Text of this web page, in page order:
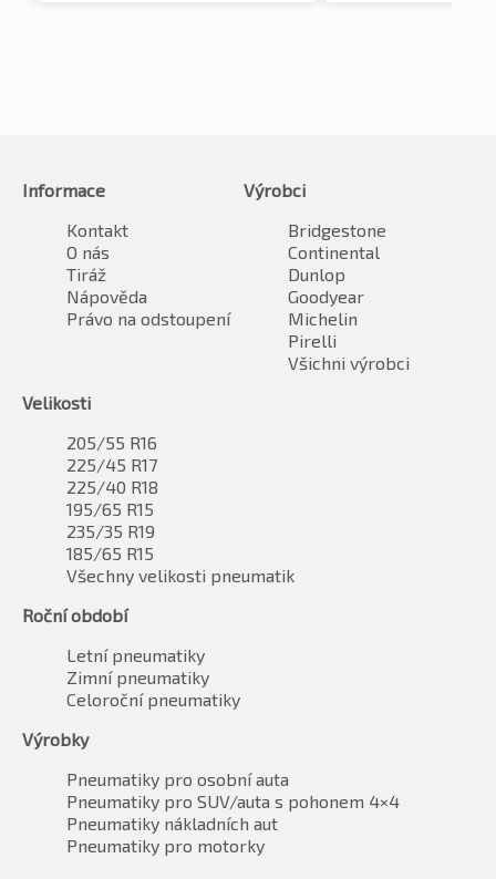
Informace
Kontakt
O nás
Tiráž
Nápověda
Právo na odstoupení
Výrobci
Bridgestone
Continental
Dunlop
Goodyear
Michelin
Pirelli
Všichni výrobci
Velikosti
205/55 R16
225/45 R17
225/40 R18
195/65 R15
235/35 R19
185/65 R15
Všechny velikosti pneumatik
Roční období
Letní pneumatiky
Zimní pneumatiky
Celoroční pneumatiky
Výrobky
Pneumatiky pro osobní auta
Pneumatiky pro SUV/auta s pohonem 4×4
Pneumatiky nákladních aut
Pneumatiky pro motorky